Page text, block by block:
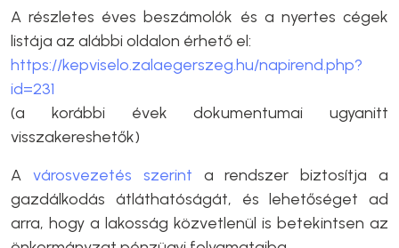
A részletes éves beszámolók és a nyertes cégek
listája az alábbi oldalon érhető el:
https://kepviselo.zalaegerszeg.hu/napirend.php?
id=231
(a korábbi évek dokumentumai ugyanitt
visszakereshetők)
A városvezetés szerint a rendszer biztosítja a
gazdálkodás átláthatóságát, és lehetőséget ad
arra, hogy a lakosság közvetlenül is betekintsen az